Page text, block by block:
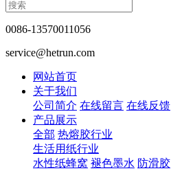
0086-13570011056
service@hetrun.com
网站首页
关于我们
公司简介 在线留言 在线反馈
产品展示
全部 热熔胶行业
生活用纸行业
水性纸蜂窝 褪色墨水 防滑胶